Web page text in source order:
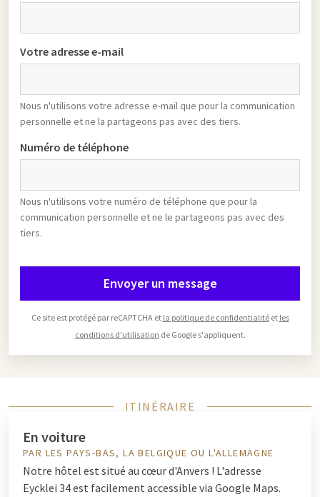
Votre adresse e-mail
Nous n'utilisons votre adresse e-mail que pour la communication
personnelle et ne la partageons pas avec des tiers.
Numéro de téléphone
Nous n'utilisons votre numéro de téléphone que pour la
communication personnelle et ne le partageons pas avec des
tiers.
Envoyer un message
Ce site est protégé par reCAPTCHA et la politique de confidentialitéet les
conditions d'utilisation de Google s'appliquent.
ITINÉRAIRE
En voiture
PAR LES PAYS-BAS, LA BELGIQUE OU L'ALLEMAGNE
Notre hôtel est situé au cœur d'Anvers ! L'adresse
Eycklei 34 est facilement accessible via Google Maps.